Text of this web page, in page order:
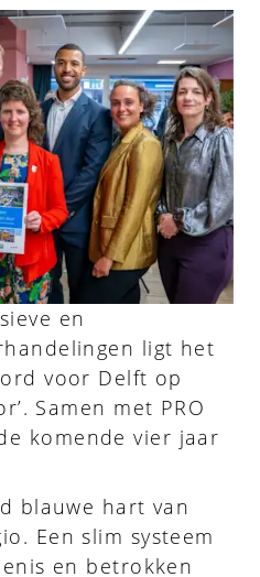
en
ligt het
voor Delft op
Samen met PRO
komende vier jaar
blauwe hart van
Een slim systeem
en betrokken